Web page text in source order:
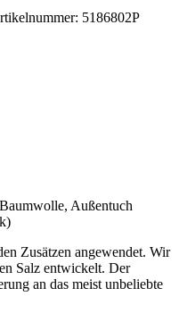
5186802P
Außentuch
Zusätzen angewendet. Wir
Salz entwickelt. Der
an das meist unbeliebte